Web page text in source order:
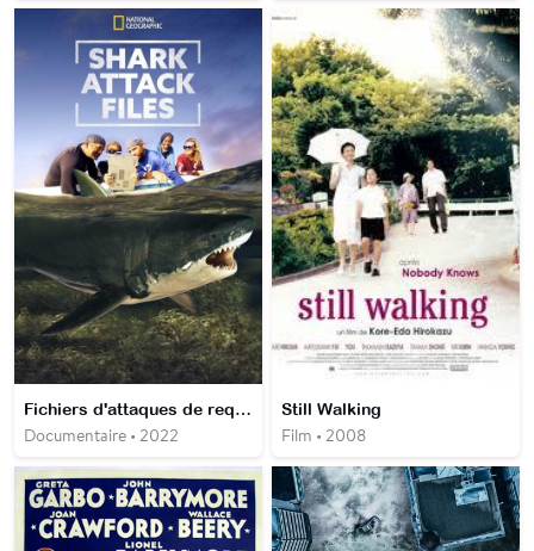
Fichiers d'attaques de requins
Documentaire • 2022
Still Walking
Film • 2008